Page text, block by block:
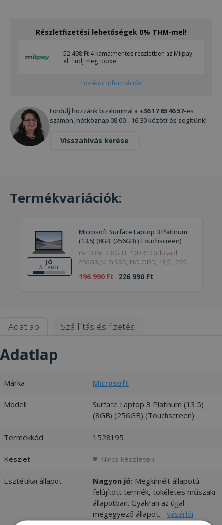
Részletfizetési lehetőségek 0% THM-mel!
52 498 Ft 4 kamatmentes részletben az Milpay-
el. Tudj meg többet
További információk
Fordulj hozzánk bizalommal a +36 17 65 46 57-es
számon, hétköznap 08:00 - 16:30 között és segítünk!
Visszahívás kérése
Termékvariációk:
JÓ
ÁLLAPOT
Microsoft Surface Laptop 3 Platinum
(13.5) (8GB) (256GB) (Touchscreen)
i5-1035G7, 8GB LPDDR4 Onboard,
256GB (M.2) SSD, NO ODD, 13,5", 2256
11 Pro, Bronze, Touchscreen,
196 990 Ft 226 990 Ft
Adatlap Szállítás és fizetés
Adatlap
Márka Microsoft
Modell
Surface Laptop 3 Platinum (13.5)
(8GB) (256GB) (Touchscreen)
Termékkód 1528195
Készlet Nincs készleten
Esztétikai állapot Nagyon jó: Megkímélt állapotú
felújított termék, tökéletes műszaki
állapotban. Gyakran az újjal
megegyező állapot. - vásárlói